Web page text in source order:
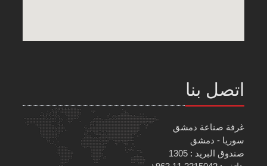
اتصل بنا
غرفة صناعة دمشق
سوريا - دمشق
صندوق البريد : 1305